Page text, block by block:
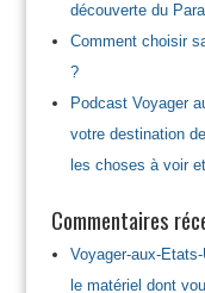
découverte du
Comment choisir
?
Podcast Voyager
votre destination
les choses à voir
Commentaires
Voyager-aux-
le matériel dont